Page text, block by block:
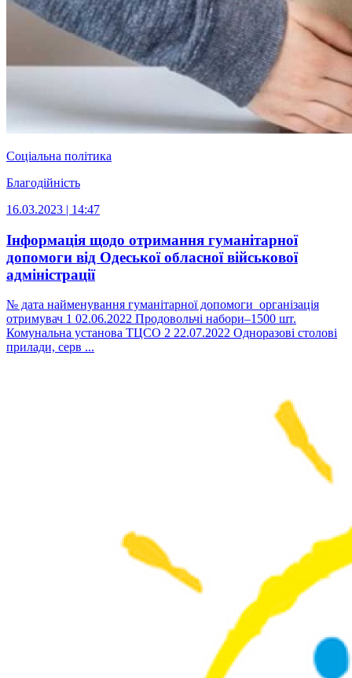
Соціальна політика
Благодійність
16.03.2023 | 14:47
Інформація щодо отримання гуманітарної
допомоги від Одеської обласної військової
адміністрації
№ дата найменування гуманітарної допомоги організація
отримувач 1 02.06.2022 Продовольчі набори–1500 шт.
Комунальна установа ТЦСО 2 22.07.2022 Одноразові столові
прилади, серв ...